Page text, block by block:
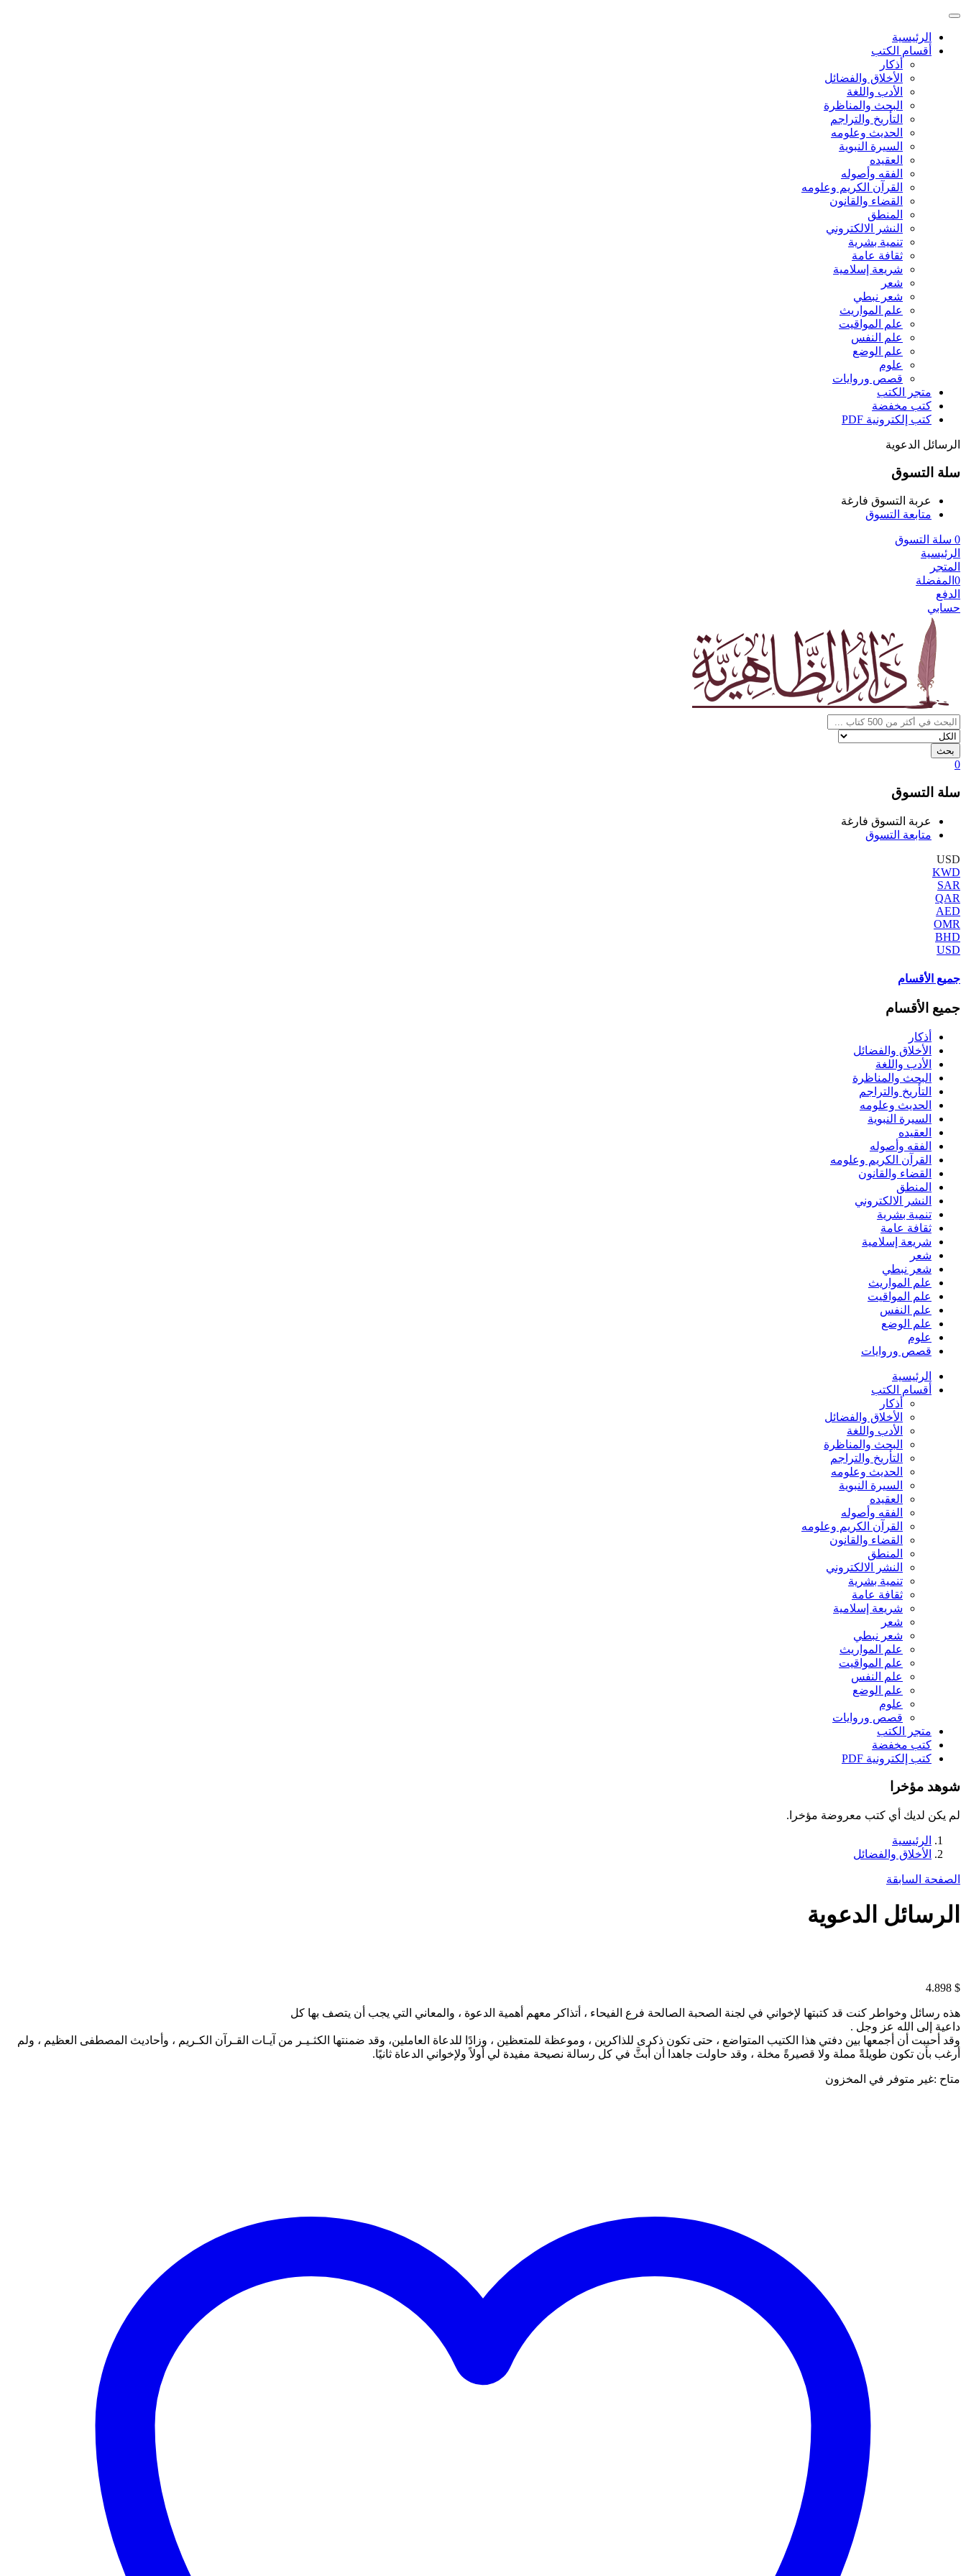
الرئيسية
أقسام الكتب
أذكار
الأخلاق والفضائل
الأدب واللغة
البحث والمناظرة
التأريخ والتراجم
الحديث وعلومه
السيرة النبوية
العقيده
الفقه وأصوله
القرآن الكريم وعلومه
القضاء والقانون
المنطق
النشر الالكتروني
تنمية بشرية
ثقافة عامة
شريعة إسلامية
شعر
شعر نبطي
علم المواريث
علم المواقيت
علم النفس
علم الوضع
علوم
قصص وروايات
متجر الكتب
كتب مخفضة
كتب إلكترونية PDF
الرسائل الدعوية
سلة التسوق
عربة التسوق فارغة
متابعة التسوق
0 سلة التسوق
الرئيسية
المتجر
0 المفضلة
الدفع
حسابي
بحث
0
سلة التسوق
عربة التسوق فارغة
متابعة التسوق
USD
KWD
SAR
QAR
AED
OMR
BHD
USD
جميع الأقسام
جميع الأقسام
أذكار
الأخلاق والفضائل
الأدب واللغة
البحث والمناظرة
التأريخ والتراجم
الحديث وعلومه
السيرة النبوية
العقيده
الفقه وأصوله
القرآن الكريم وعلومه
القضاء والقانون
المنطق
النشر الالكتروني
تنمية بشرية
ثقافة عامة
شريعة إسلامية
شعر
شعر نبطي
علم المواريث
علم المواقيت
علم النفس
علم الوضع
علوم
قصص وروايات
الرئيسية
أقسام الكتب
أذكار
الأخلاق والفضائل
الأدب واللغة
البحث والمناظرة
التأريخ والتراجم
الحديث وعلومه
السيرة النبوية
العقيده
الفقه وأصوله
القرآن الكريم وعلومه
القضاء والقانون
المنطق
النشر الالكتروني
تنمية بشرية
ثقافة عامة
شريعة إسلامية
شعر
شعر نبطي
علم المواريث
علم المواقيت
علم النفس
علم الوضع
علوم
قصص وروايات
متجر الكتب
كتب مخفضة
كتب إلكترونية PDF
شوهد مؤخرا
لم يكن لديك أي كتب معروضة مؤخرا.
الرئيسية
الأخلاق والفضائل
الصفحة السابقة
الرسائل الدعوية
4.898 $
هذه رسائل وخواطر كنت قد كتبتها لإخواني في لجنة الصحبة الصالحة فرع الفيحاء ، أتذاكر معهم أهمية الدعوة ، والمعاني التي يجب أن يتصف بها كل
داعية إلى الله عز وجل .
وقد أحببت أن أجمعها بين دفتي هذا الكتيب المتواضع ، حتى تكون ذكرى للذاكرين ، وموعظة للمتعظين ، وزادًا للدعاة العاملين، وقد ضمنتها الكثـيـر من آيـات القـرآن الكـريم ، وأحاديث المصطفى العظيم ، ولم
أرغب بأن تكون طويلةً مملة ولا قصيرةً مخلة ، وقد حاولت جاهدا أن أبثَّ في كل رسالة نصيحة مفيدة لي أولاً ولإخواني الدعاة ثانيًا.
متاح :غير متوفر في المخزون